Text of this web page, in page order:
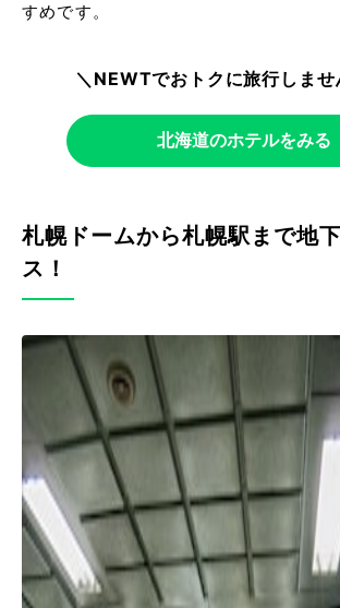
すめです。
＼NEWTでおトクに旅行しま
北海道のホテルをみる
札幌ドームから札幌駅まで地
ス！